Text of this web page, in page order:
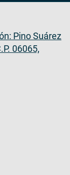
Pino Suárez
06065,